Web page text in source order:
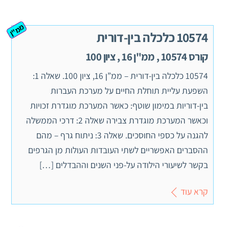
10574 כלכלה בין-דורית
קורס 10574 , ממ"ן 16 , ציון 100
ממ"ן
10574 כלכלה בין-דורית – ממ”ן 16, ציון 100. שאלה 1:
השפעת עליית תוחלת החיים על מערכת העברות
בין-דוריות במימון שוטף: כאשר המערכת מוגדרת זכויות
וכאשר המערכת מוגדרת צבירה שאלה 2: דרכי הממשלה
להגנה על כספי החוסכים. שאלה 3: ניתוח גרף – מהם
ההסברים האפשריים לשתי העובדות העולות מן הגרפים
בקשר לשיעורי הילודה על-פני השנים וההבדלים […]
קרא עוד